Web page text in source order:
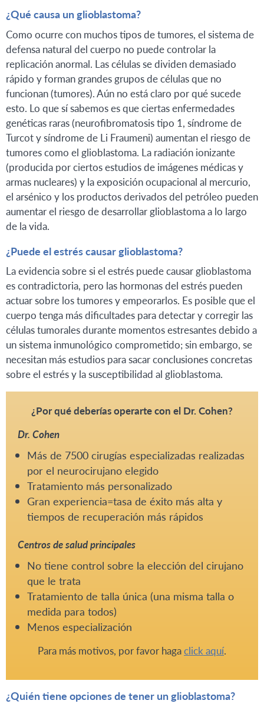
¿Qué causa un glioblastoma?
Como ocurre con muchos tipos de tumores, el sistema de
defensa natural del cuerpo no puede controlar la
replicación anormal. Las células se dividen demasiado
rápido y forman grandes grupos de células que no
funcionan (tumores). Aún no está claro por qué sucede
esto. Lo que sí sabemos es que ciertas enfermedades
genéticas raras (neurofibromatosis tipo 1, síndrome de
Turcot y síndrome de Li Fraumeni) aumentan el riesgo de
tumores como el glioblastoma. La radiación ionizante
(producida por ciertos estudios de imágenes médicas y
armas nucleares) y la exposición ocupacional al mercurio,
el arsénico y los productos derivados del petróleo pueden
aumentar el riesgo de desarrollar glioblastoma a lo largo
de la vida.
¿Puede el estrés causar glioblastoma?
La evidencia sobre si el estrés puede causar glioblastoma
es contradictoria, pero las hormonas del estrés pueden
actuar sobre los tumores y empeorarlos. Es posible que el
cuerpo tenga más dificultades para detectar y corregir las
células tumorales durante momentos estresantes debido a
un sistema inmunológico comprometido; sin embargo, se
necesitan más estudios para sacar conclusiones concretas
sobre el estrés y la susceptibilidad al glioblastoma.
¿Por qué deberías operarte con el Dr. Cohen?
Dr. Cohen
Más de 7500 cirugías especializadas realizadas
por el neurocirujano elegido
Tratamiento más personalizado
Gran experiencia=tasa de éxito más alta y
tiempos de recuperación más rápidos
Centros de salud principales
No tiene control sobre la elección del cirujano
que le trata
Tratamiento de talla única (una misma talla o
medida para todos)
Menos especialización
Para más motivos, por favor hagaclick aquí.
¿Quién tiene opciones de tener un glioblastoma?